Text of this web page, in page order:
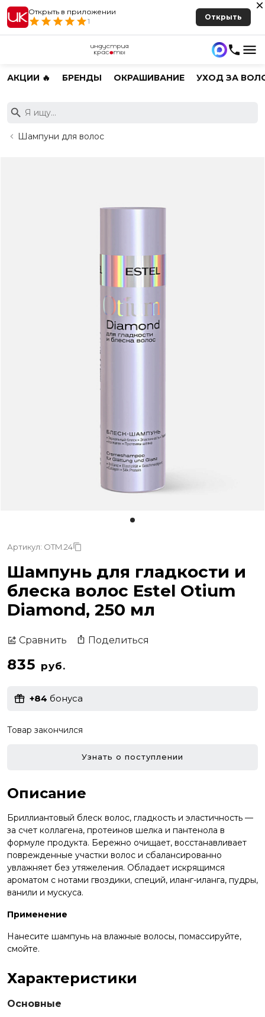
Открыть в приложении
1
Открыть
АКЦИИ 🔥 БРЕНДЫ ОКРАШИВАНИЕ УХОД ЗА
Шампуни для волос
Артикул: OTM.24
Шампунь для гладкости и
блеска волос Estel Otium
Diamond, 250 мл
Сравнить Поделиться
835 руб.
+84 бонуса
Товар закончился
Узнать о поступлении
Описание
Бриллиантовый блеск волос, гладкость и эластичность —
за счет коллагена, протеинов шелка и пантенола в
формуле продукта. Бережно очищает, восстанавливает
поврежденные участки волос и сбалансированно
увлажняет без утяжеления. Обладает искрящимся
ароматом с нотами гвоздики, специй, иланг-иланга, пудры,
ванили и мускуса.
Применение
Нанесите шампунь на влажные волосы, помассируйте,
смойте.
Характеристики
Основные